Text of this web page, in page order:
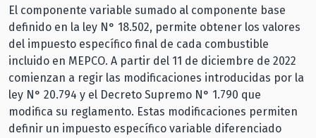
El componente variable sumado al componente base
definido en la ley N° 18.502, permite obtener los valores
del impuesto específico final de cada combustible
incluido en MEPCO. A partir del 11 de diciembre de 2022
comienzan a regir las modificaciones introducidas por la
ley N° 20.794 y el Decreto Supremo N° 1.790 que
modifica su reglamento. Estas modificaciones permiten
definir un impuesto específico variable diferenciado